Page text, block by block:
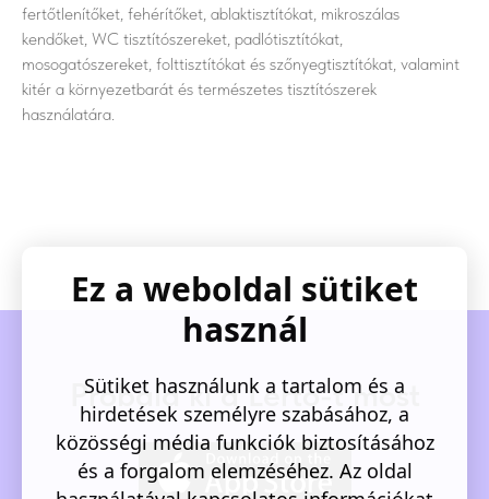
fertőtlenítőket, fehérítőket, ablaktisztítókat, mikroszálas
kendőket, WC tisztítószereket, padlótisztítókat,
mosogatószereket, folttisztítókat és szőnyegtisztítókat, valamint
kitér a környezetbarát és természetes tisztítószerek
használatára.
Próbáld ki a Lerto-t most
Ez a weboldal sütiket
használ
Sütiket használunk a tartalom és a
hirdetések személyre szabásához, a
közösségi média funkciók biztosításához
és a forgalom elemzéséhez. Az oldal